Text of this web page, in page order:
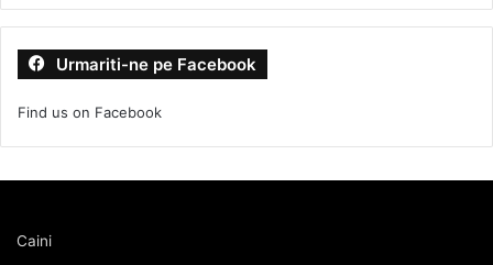
Urmariti-ne pe Facebook
Find us on Facebook
Caini